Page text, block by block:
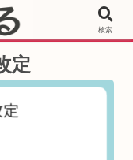
スクリプション
定
検索